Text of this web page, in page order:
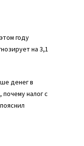
году
на 3,1
денег в
налог с